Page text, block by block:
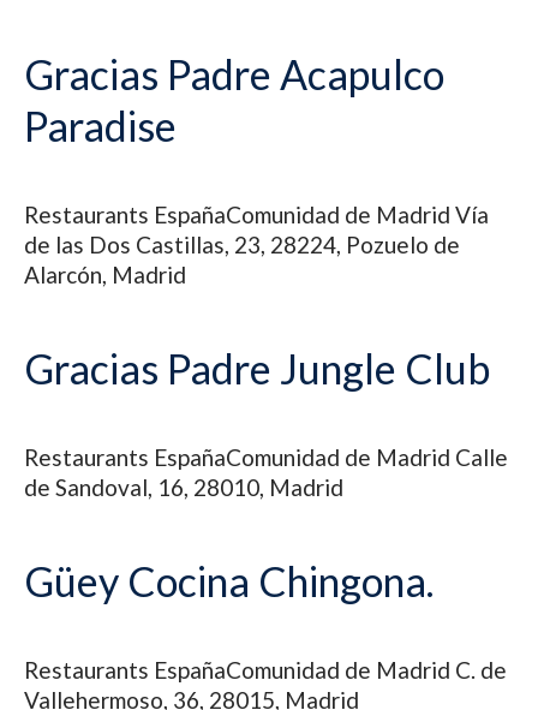
Gracias Padre Acapulco
Paradise
Restaurants EspañaComunidad de Madrid Vía
de las Dos Castillas, 23, 28224, Pozuelo de
Alarcón, Madrid
Gracias Padre Jungle Club
Restaurants EspañaComunidad de Madrid Calle
de Sandoval, 16, 28010, Madrid
Güey Cocina Chingona.
Restaurants EspañaComunidad de Madrid C. de
Vallehermoso, 36, 28015, Madrid